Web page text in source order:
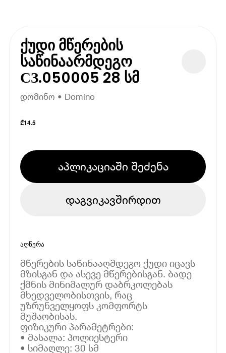
ქუდი მწერების
საწინაარმდეგო
СЗ.050005 28 სმ
დომინო • Domino
₾14.5
აპლიკაციაში შეძენა
დაგვიკავშირდით
აღწერა
მწერების საწინააღმდეგო ქუდი იცავს
მზისგან და ასევე მწერებისგან. ბადე
ქმნის მინიმალურ დაბრკოლებას
მხედველობისთვის, რაც
უზრუნველყოფს კომფორტს
მუშაობისას.
ფიზიკური პარამეტრები:
• მასალა: პოლიესტერი
• სიმაღლე: 30 სმ